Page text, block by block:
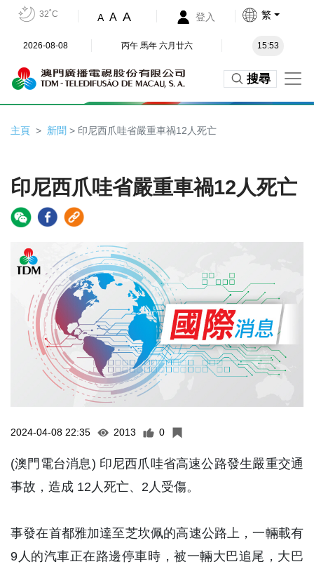
32˚C A A A 登入 繁
2026-08-08 丙午 馬年 六月廿六 15:53
搜尋
主頁 新聞 > 印尼西爪哇省嚴重車禍12人死亡
印尼西爪哇省嚴重車禍12人死亡
2024-04-08 22:35 2013 0
(澳門電台消息) 印尼西爪哇省高速公路發生嚴重交通
事故，造成 12人死亡、2人受傷。
事發在首都雅加達至芝坎佩的高速公路上，一輛載有
9人的汽車正在路邊停車時，被一輛大巴追尾，大巴